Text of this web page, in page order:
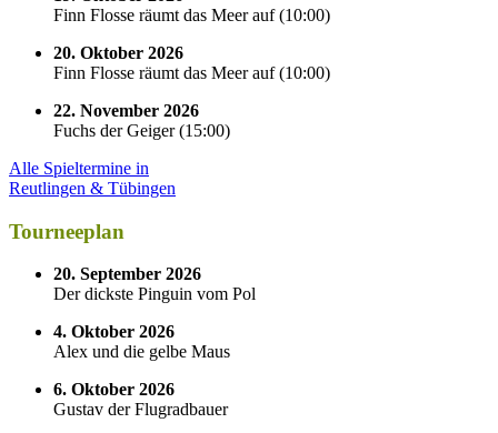
Finn Flosse räumt das Meer auf(10:00)
20. Oktober 2026
Finn Flosse räumt das Meer auf(10:00)
22. November 2026
Fuchs der Geiger(15:00)
Alle Spieltermine in
Reutlingen & Tübingen
Tourneeplan
20. September 2026
Der dickste Pinguin vom Pol
4. Oktober 2026
Alex und die gelbe Maus
6. Oktober 2026
Gustav der Flugradbauer